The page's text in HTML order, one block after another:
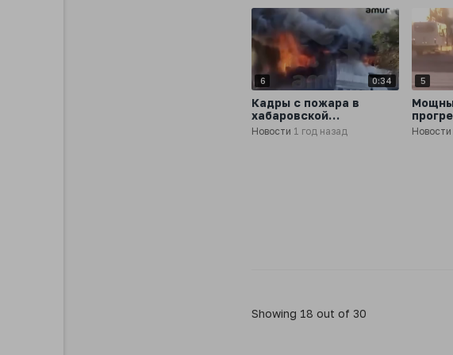
6 0:34
Кадры с пожара в
хабаровской
Музкомедии
Новости 1 год назад
5
Новости
Showing 18 out of 30